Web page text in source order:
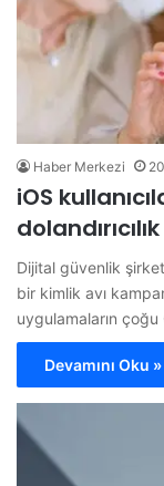
Haber Merkezi
iOS
Dijital güvenlik
bir kimlik avı
uygulamaların çoğu
Devamını Oku »